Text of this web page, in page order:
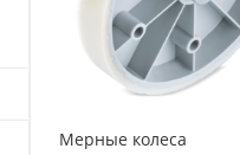
Мерные колеса